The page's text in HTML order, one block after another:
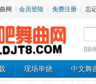
网 会员登陆 免费注册 忘
BB
现场串烧 中文舞